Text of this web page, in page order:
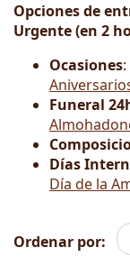
Opciones de
Urgente (en 2
Ocasiones:
Funeral
Días
Día de la
Ordenar por: